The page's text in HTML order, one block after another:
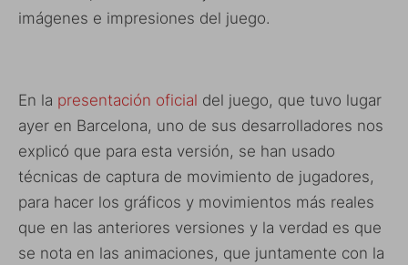
imágenes e impresiones del juego.
En la presentación oficial del juego, que tuvo lugar
ayer en Barcelona, uno de sus desarrolladores nos
explicó que para esta versión, se han usado
técnicas de captura de movimiento de jugadores,
para hacer los gráficos y movimientos más reales
que en las anteriores versiones y la verdad es que
se nota en las animaciones, que juntamente con la